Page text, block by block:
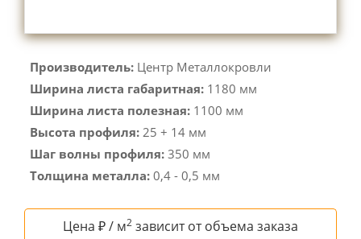
Производитель: Центр Металлокровли
Ширина листа габаритная: 1180 мм
Ширина листа полезная: 1100 мм
Высота профиля: 25 + 14 мм
Шаг волны профиля: 350 мм
Толщина металла: 0,4 - 0,5 мм
Цена ₽ / м2 зависит от объема заказа